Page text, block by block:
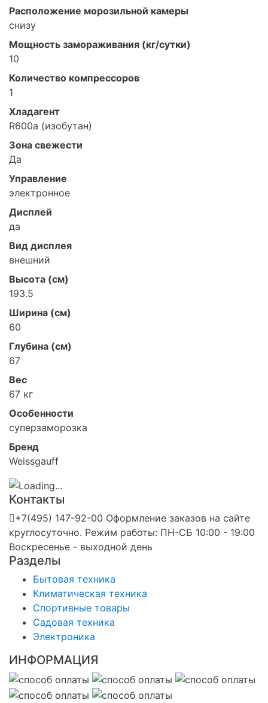
Расположение морозильной камеры
снизу
Мощность замораживания (кг/сутки)
10
Количество компрессоров
1
Хладагент
R600a (изобутан)
Зона свежести
Да
Управление
электронное
Дисплей
да
Вид дисплея
внешний
Высота (см)
193.5
Ширина (см)
60
Глубина (см)
67
Вес
67 кг
Особенности
суперзаморозка
Бренд
Weissgauff
Контакты
+7(495) 147-92-00 Оформление заказов на сайте
круглосуточно. Режим работы: ПН-СБ 10:00 - 19:00
Воскресенье - выходной день
Разделы
Бытовая техника
Климатическая техника
Спортивные товары
Садовая техника
Электроника
ИНФОРМАЦИЯ